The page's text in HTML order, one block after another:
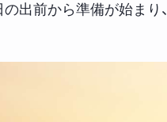
出前から準備が始まり